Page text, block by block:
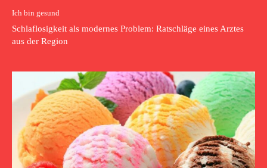
Ich bin gesund
Schlaflosigkeit als modernes Problem: Ratschläge eines Arztes
aus der Region